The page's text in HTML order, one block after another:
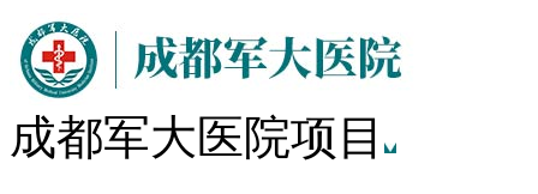
成都军大医院项目